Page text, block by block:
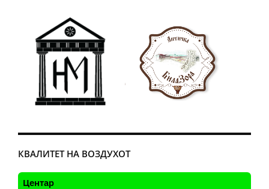
КВАЛИТЕТ НА ВОЗДУХОТ
Центар